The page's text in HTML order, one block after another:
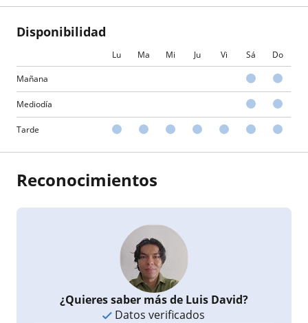
Disponibilidad
Lu Ma Mi Ju Vi Sá Do
Mañana
Mediodía
Tarde
Reconocimientos
¿Quieres saber más de Luis David?
Datos verificados